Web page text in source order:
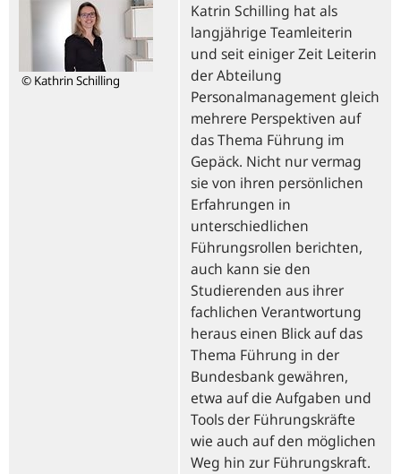
© Kathrin Schilling
Katrin Schilling hat als
langjährige Teamleiterin
und seit einiger Zeit Leiterin
der Abteilung
Personalmanagement gleich
mehrere Perspektiven auf
das Thema Führung im
Gepäck. Nicht nur vermag
sie von ihren persönlichen
Erfahrungen in
unterschiedlichen
Führungsrollen berichten,
auch kann sie den
Studierenden aus ihrer
fachlichen Verantwortung
heraus einen Blick auf das
Thema Führung in der
Bundesbank gewähren,
etwa auf die Aufgaben und
Tools der Führungskräfte
wie auch auf den möglichen
Weg hin zur Führungskraft.